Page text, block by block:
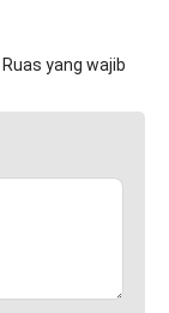
Ruas yang wajib